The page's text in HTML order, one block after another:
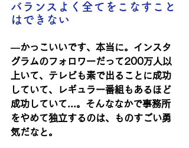
バランスよく全てをこなすこと
はできない
―かっこいいです、本当に。インスタ
グラムのフォロワーだって200万人以
上いて、テレビも素で出ることに成功
していて、レギュラー番組もあるほど
成功していて...。そんななかで事務所
をやめて独立するのは、ものすごい勇
気だなと。